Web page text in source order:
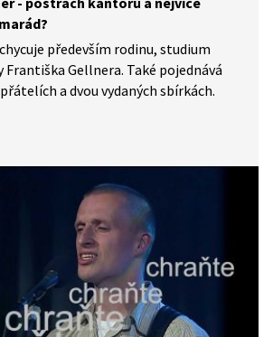
především rodinu, studium
Františka Gellnera. Také pojednává
a dvou vydaných sbírkách.